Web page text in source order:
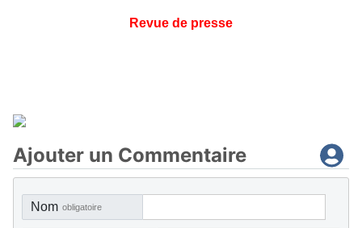
Revue de presse
Ajouter un Commentaire
Nom obligatoire